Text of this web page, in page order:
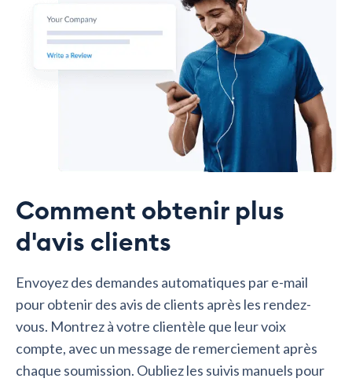
Comment obtenir plus
d'avis clients
Envoyez des demandes automatiques par e-mail
pour obtenir des avis de clients après les rendez-
vous. Montrez à votre clientèle que leur voix
compte, avec un message de remerciement après
chaque soumission. Oubliez les suivis manuels pour